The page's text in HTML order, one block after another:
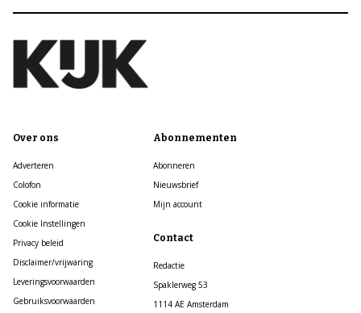
Over ons
Adverteren
Colofon
Cookie informatie
Cookie Instellingen
Privacy beleid
Disclaimer/vrijwaring
Leveringsvoorwaarden
Gebruiksvoorwaarden
Abonnementen
Abonneren
Nieuwsbrief
Mijn account
Contact
Redactie
Spaklerweg 53
1114 AE Amsterdam